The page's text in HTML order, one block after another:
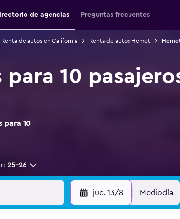
de agencias Preguntas frecuentes
Renta de autos en California Renta de autos Hemet
10
para 10
25-26
jue. 13/8 Mediodía